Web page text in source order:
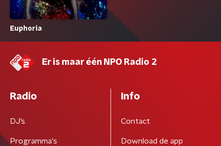
Euphoria
Er is maar één NPO Radio 2
Radio
DJ’s
Programma's
Info
Contact
Download de app